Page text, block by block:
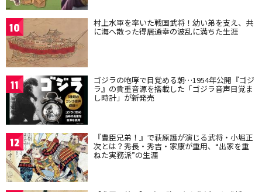
10 村上水軍を率いた戦国武将！幼い弟を支え、共
に海へ散った得居通幸の波乱に満ちた生涯
11 ゴジラの咆哮で目覚める朝…1954年公開『ゴジ
ラ』の貴重音源を搭載した「ゴジラ音声目覚ま
し時計」が新発売
12 『豊臣兄弟！』で萩原護が演じる武将・小堀正
次とは？秀長・秀吉・家康が重用、“出家を重
ねた実務派”の生涯